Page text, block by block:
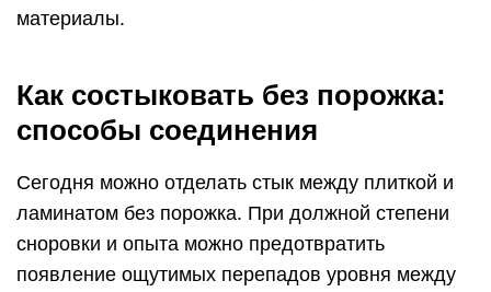
материалы.
Как состыковать без порожка:
способы соединения
Сегодня можно отделать стык между плиткой и
ламинатом без порожка. При должной степени
сноровки и опыта можно предотвратить
появление ощутимых перепадов уровня между